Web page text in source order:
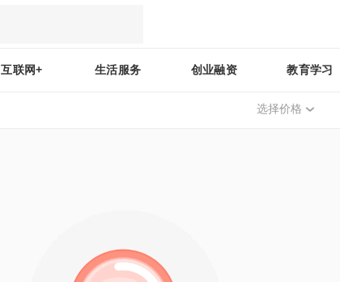
互联网+ 生活服务 创业融资 教育学习
选择价格